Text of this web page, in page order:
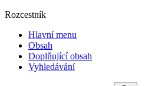
Rozcestník
Hlavní menu
Obsah
Doplňující obsah
Vyhledávání